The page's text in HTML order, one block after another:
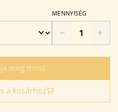
MENNYISÉG
meg most
a kosárhoz